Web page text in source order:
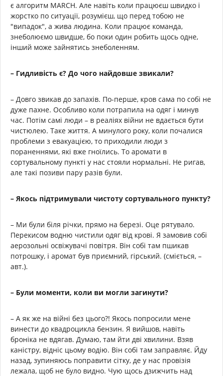
є алгоритм MARCH. Але навіть коли працюєш швидко і
жорстко по ситуації, розумієш, що перед тобою не
"випадок", а жива людина. Коли працює команда,
знеболюємо швидше, бо поки один робить щось одне,
інший може зайнятись знеболенням.
– Гидливість є? До чого найдовше звикали?
– Довго звикав до запахів. По-перше, кров сама по собі не
дуже пахне. Особливо коли потрапила на одяг і минув
час. Потім самі люди – в реаліях війни не вдається бути
чистюлею. Таке життя. А минулого року, коли почалися
проблеми з евакуацією, то приходили люди з
пораненнями, які вже гноїлись. То аромати в
сортувальному пункті у нас стояли нормальні. Не ригав,
але такі позиви пару разів були.
– Якось підтримували чистоту сортувального пункту?
– Ми були біля річки, прямо на березі. Оце рятувало.
Перекисом водню чистили одяг від крові. Я замовив собі
аерозольні освіжувачі повітря. Він собі там пшикав
потрошку, і аромат був приємний, гірський. (сміється, –
авт.).
– Були моменти, коли ви могли загинути?
– А як же на війні без цього?! Якось попросили мене
винести до квадроцикла бензин. Я вийшов, навіть
броніка не вдягав. Думаю, там йти дві хвилини. Взяв
каністру, відніс цьому водію. Він собі там заправляє. Йду
назад, зупиняюсь поправити сітку, де у нас провізія
лежала, щоб не було видно. Чую щось дзижчить над